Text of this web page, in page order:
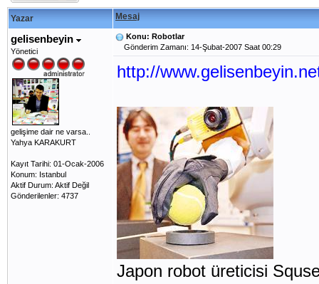
Yazar Mesaj
gelisenbeyin
Yönetici
gelişime dair ne varsa..
Yahya KARAKURT
Kayıt Tarihi: 01-Ocak-2006
Konum: Istanbul
Aktif Durum: Aktif Değil
Gönderilenler: 4737
Konu: Robotlar
Gönderim Zamanı: 14-Şubat-2007 Saat 00:29
http://
Japon robot üreticisi